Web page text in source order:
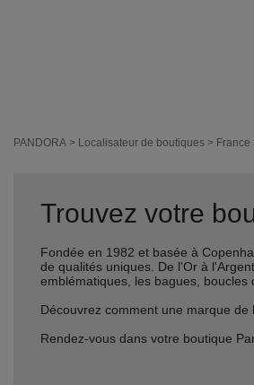
PANDORA > Localisateur de boutiques > France
Trouvez votre
Fondée en 1982 et basée à
de qualités uniques. De l'Or à
emblématiques, les bagues, boucles
Découvrez comment une marque
Rendez-vous dans votre boutique